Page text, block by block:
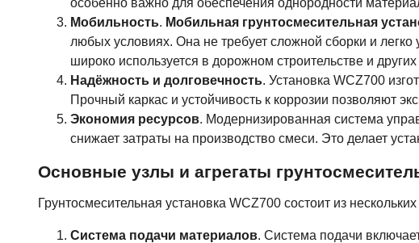
Мобильность. Мобильная грунтосмесительная
любых условиях. Она не требует сложной сборки и
широко используется в дорожном строительстве и
Надёжность и долговечность. Установка WCZ700
Прочный каркас и устойчивость к коррозии позволяют
Экономия ресурсов. Модернизированная система
снижает затраты на производство смеси. Это делает
Основные узлы и агрегаты
Грунтосмесительная установка WCZ700 состоит из
Система подачи материалов. Система подачи